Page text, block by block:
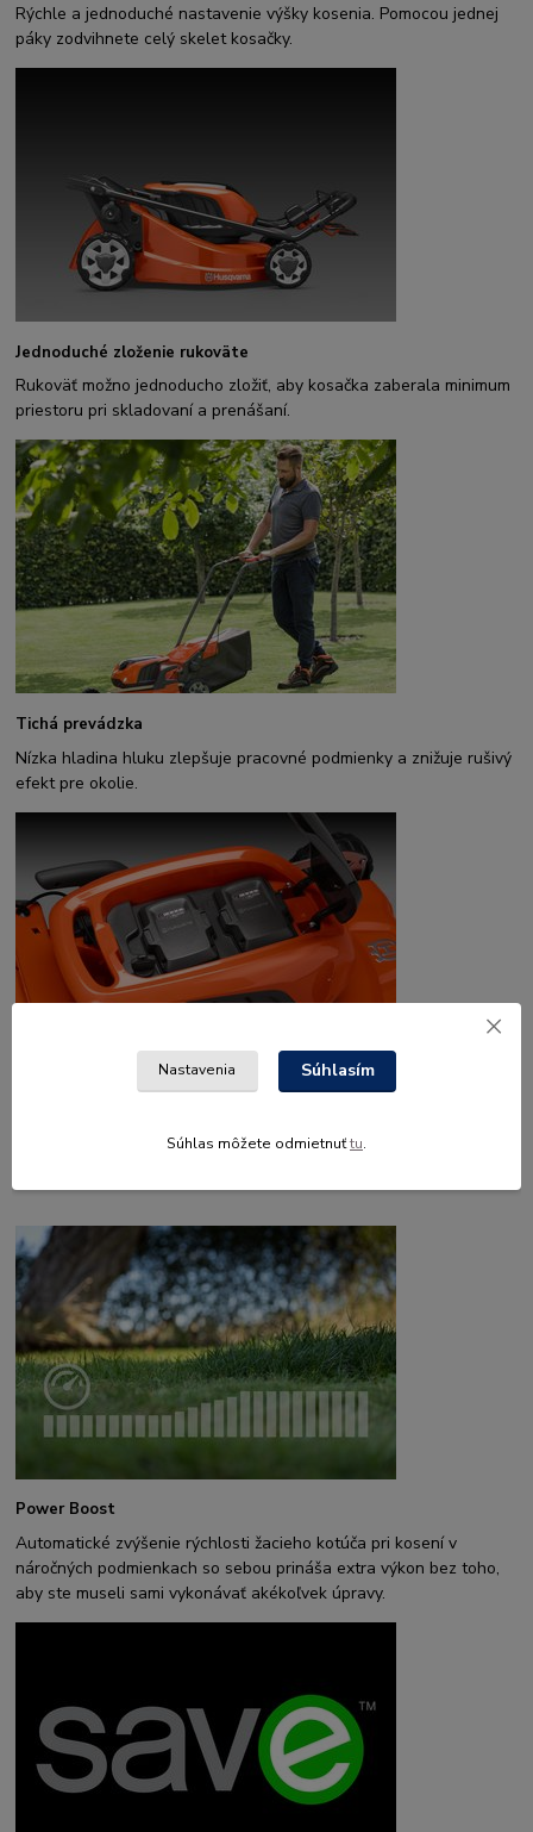
Rýchle a jednoduché nastavenie výšky kosenia. Pomocou jednej
páky zodvihnete celý skelet kosačky.
Jednoduché zloženie rukoväte
Rukoväť možno jednoducho zložiť, aby kosačka zaberala minimum
priestoru pri skladovaní a prenášaní.
Tichá prevádzka
Nízka hladina hluku zlepšuje pracovné podmienky a znižuje rušivý
efekt pre okolie.
Dva sloty na akumulátory
pracovať efektívnejšie s menším počtom prerušení.
Power Boost
Automatické zvýšenie rýchlosti žacieho kotúča pri kosení v
náročných podmienkach so sebou prináša extra výkon bez toho,
aby ste museli sami vykonávať akékoľvek úpravy.
Nastavenia Súhlasím
Súhlas môžete odmietnuťtu.